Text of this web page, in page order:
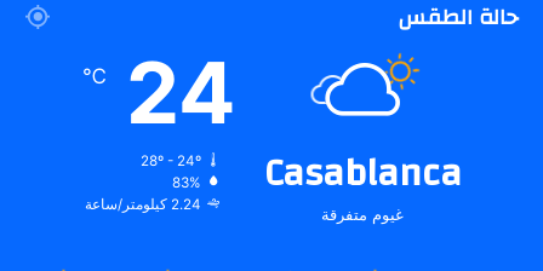
حالة الطقس
Casablanca
غيوم متفرقة
24
℃
28º - 24º
83%
2.24 كيلومتر/ساعة